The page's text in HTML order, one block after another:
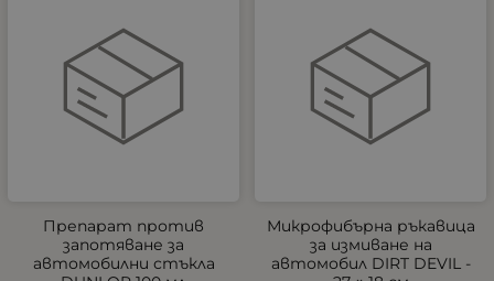
Препарат против
запотяване за
автомобилни стъкла
Микрофибърна ръкавица
за измиване на
автомобил DIRT DEVIL -